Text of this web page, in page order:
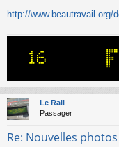
e
o
http://www.beautravail.org/
Le Rail
Passager
Re: Nouvelles